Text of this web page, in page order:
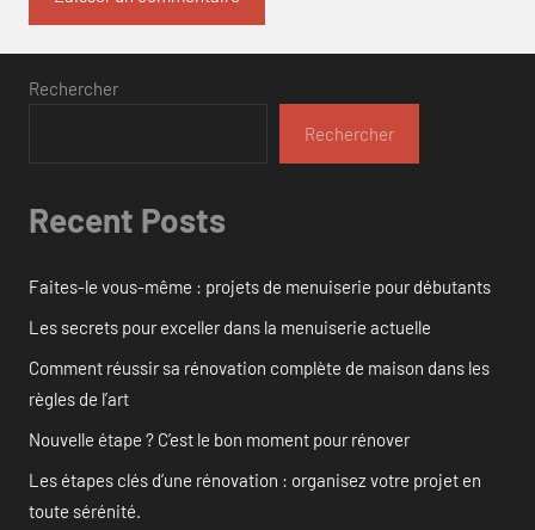
Rechercher
Rechercher
Recent Posts
Faites-le vous-même : projets de menuiserie pour débutants
Les secrets pour exceller dans la menuiserie actuelle
Comment réussir sa rénovation complète de maison dans les
règles de l’art
Nouvelle étape ? C’est le bon moment pour rénover
Les étapes clés d’une rénovation : organisez votre projet en
toute sérénité.